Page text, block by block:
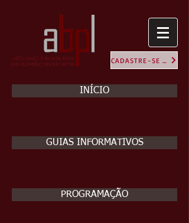
CADASTRE-SE NA ABPL
INÍCIO
GUIAS INFORMATIVOS
PROGRAMAÇÃO